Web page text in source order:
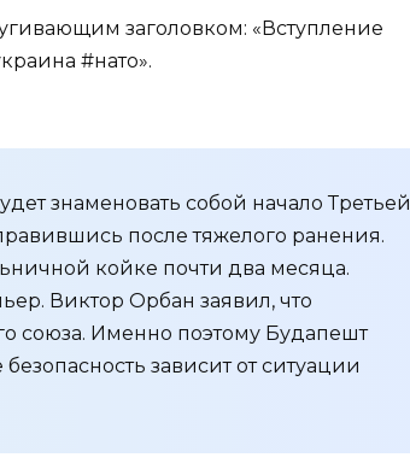
заголовком: «Вступление
#нато».
знаменовать собой начало Третьей
после тяжелого ранения.
койке почти два месяца.
Виктор Орбан заявил, что
союза. Именно поэтому Будапешт
зависит от ситуации